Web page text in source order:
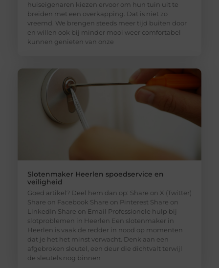
huiseigenaren kiezen ervoor om hun tuin uit te
breiden met een overkapping. Dat is niet zo
vreemd. We brengen steeds meer tijd buiten door
en willen ook bij minder mooi weer comfortabel
kunnen genieten van onze
Slotenmaker Heerlen spoedservice en
veiligheid
Goed artikel? Deel hem dan op: Share on X (Twitter)
Share on Facebook Share on Pinterest Share on
LinkedIn Share on Email Professionele hulp bij
slotproblemen in Heerlen Een slotenmaker in
Heerlen is vaak de redder in nood op momenten
dat je het het minst verwacht. Denk aan een
afgebroken sleutel, een deur die dichtvalt terwijl
de sleutels nog binnen